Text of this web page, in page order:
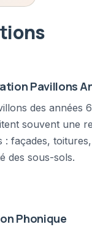
Pavillons
des années
souvent une
: façades,
des sous-sols.
Phonique